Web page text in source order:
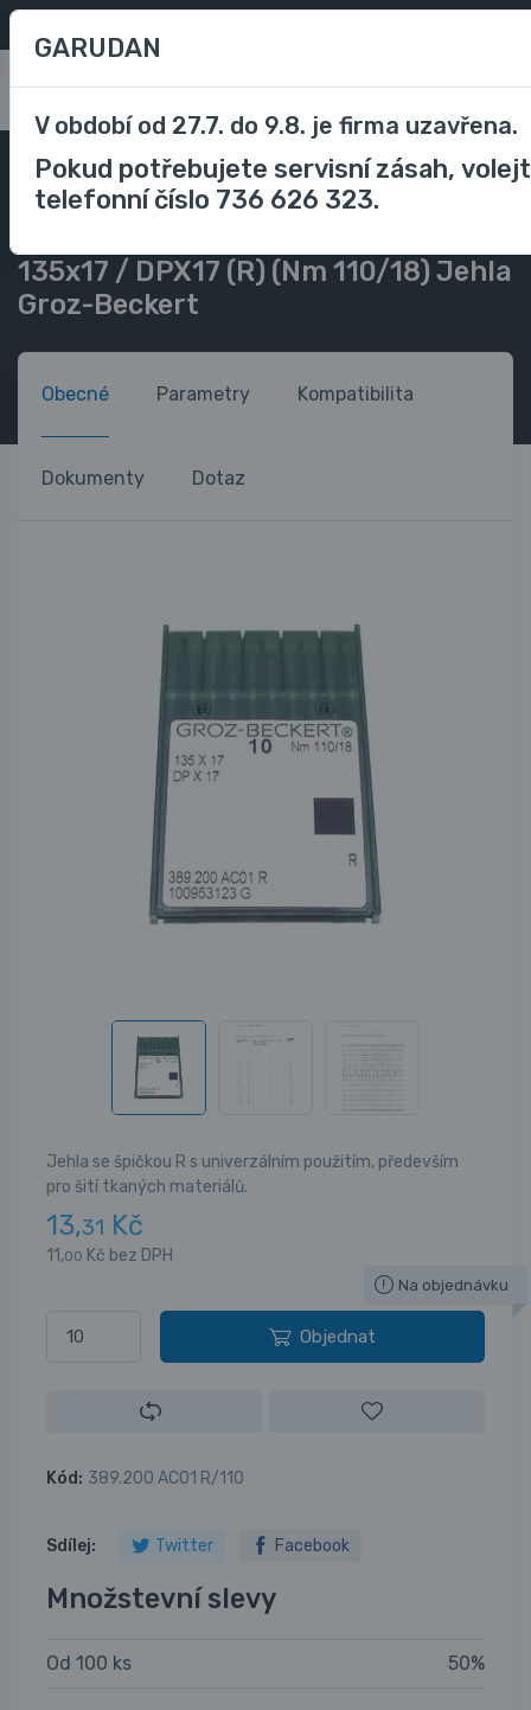
Příslušenství
Příslušenství průmyslové stroje
Jehly do šicího stroje
135x17 / DPX17 (R) (Nm 110/18) Jehla
Groz-Beckert
Obecné Parametry Kompatibilita
Dokumenty Dotaz
Jehla se špičkou R s univerzálním použitím, především
pro šití tkaných materiálů.
13,31 Kč
11,00 Kč bez DPH
Na objednávku
Objednat
Kód: 389.200 AC01 R/110
Sdílej: Twitter Facebook
Množstevní slevy
Od 100 ks 50%
GARUDAN
V období od 27.7. do 9.8. je firma uzavřena.
Pokud potřebujete servisní zásah,
telefonní číslo 736 626 323.